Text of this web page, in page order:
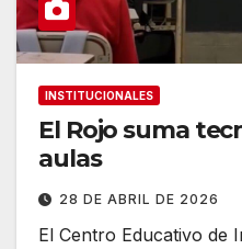
INSTITUCIONALES
El Rojo suma
aulas
28 DE ABRIL DE 2026
El Centro Educativo de